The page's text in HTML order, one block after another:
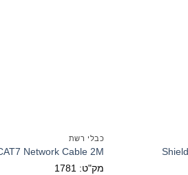
כבלי רשת
Network Cable 2M
מק"ט: 1781